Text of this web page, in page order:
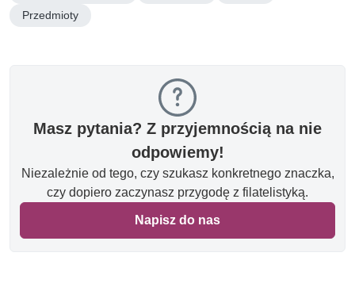
Przedmioty
Masz pytania? Z przyjemnością na nie
odpowiemy!
Niezależnie od tego, czy szukasz konkretnego znaczka,
czy dopiero zaczynasz przygodę z filatelistyką.
Napisz do nas